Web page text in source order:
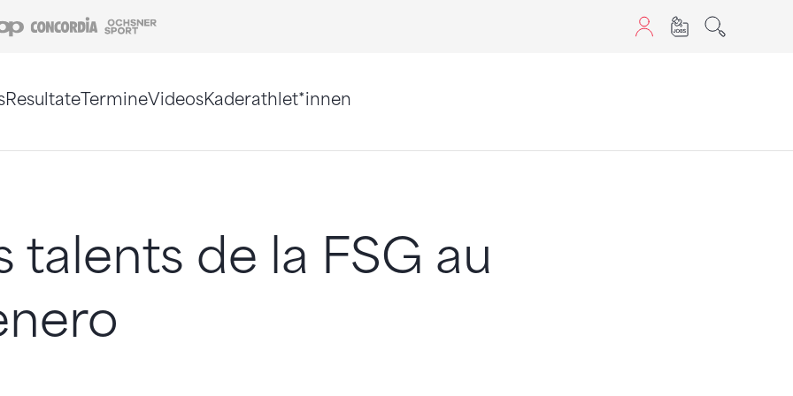
Coop Concordia
ResultateTermineVideosKaderathlet*innen
talents de la FSG au